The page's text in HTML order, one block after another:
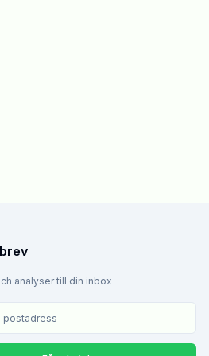
analyser till din inbox